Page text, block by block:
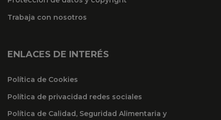
Trabaja con nosotros
ENLACES DE INTERÉS
Política de Cookies
Política de privacidad redes sociales
Política de Calidad, Seguridad Alimentaria y